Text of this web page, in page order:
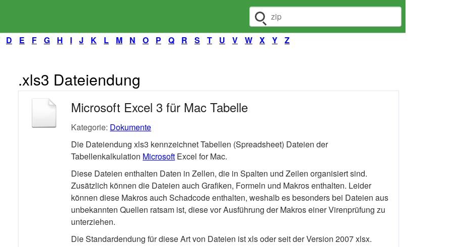
Dateiendung suchen
D E F G H I J K L M N O P Q R S T U V W X Y Z
.xls3 Dateiendung
Microsoft Excel 3 für Mac Tabelle
Kategorie: Dokumente
Die Dateiendung xls3 kennzeichnet Tabellen (Spreadsheet) Dateien der
Tabellenkalkulation Microsoft Excel for Mac.
Diese Dateien enthalten Daten in Zellen, die in Spalten und Zeilen organisiert sind.
Zusätzlich können die Dateien auch Grafiken, Formeln und Makros enthalten. Leider
können diese Makros auch Schadcode enthalten, weshalb es besonders bei Dateien aus
unbekannten Quellen ratsam ist, diese vor Ausführung der Makros einer Virenprüfung zu
unterziehen.
Die Standardendung für diese Art von Dateien ist xls oder seit der Version 2007 xlsx.